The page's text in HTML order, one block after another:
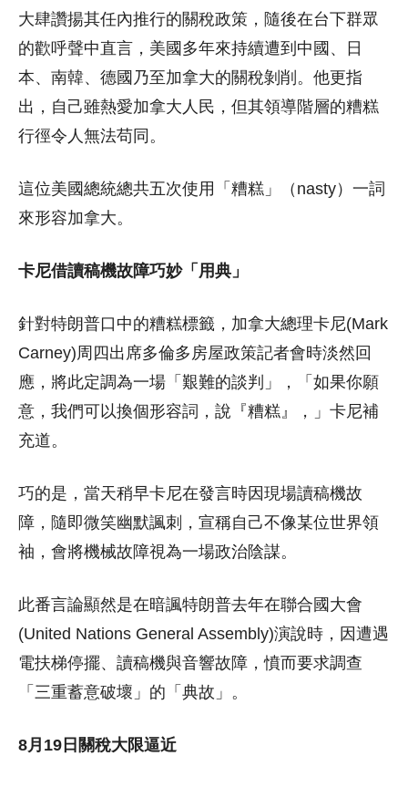
大肆讚揚其任內推行的關稅政策，隨後在台下群眾
的歡呼聲中直言，美國多年來持續遭到中國、日
本、南韓、德國乃至加拿大的關稅剝削。他更指
出，自己雖熱愛加拿大人民，但其領導階層的糟糕
行徑令人無法苟同。
這位美國總統總共五次使用「糟糕」（nasty）一詞
來形容加拿大。
卡尼借讀稿機故障巧妙「用典」
針對特朗普口中的糟糕標籤，加拿大總理卡尼(Mark
Carney)周四出席多倫多房屋政策記者會時淡然回
應，將此定調為一場「艱難的談判」，「如果你願
意，我們可以換個形容詞，說『糟糕』，」卡尼補
充道。
巧的是，當天稍早卡尼在發言時因現場讀稿機故
障，隨即微笑幽默諷刺，宣稱自己不像某位世界領
袖，會將機械故障視為一場政治陰謀。
此番言論顯然是在暗諷特朗普去年在聯合國大會
(United Nations General Assembly)演說時，因遭遇
電扶梯停擺、讀稿機與音響故障，憤而要求調查
「三重蓄意破壞」的「典故」。
8月19日關稅大限逼近